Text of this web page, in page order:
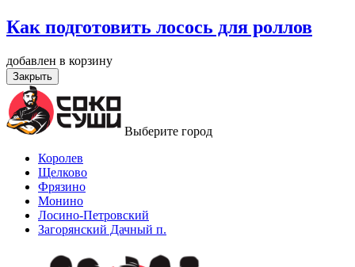
Как подготовить лосось для роллов
добавлен в корзину
Закрыть
Выберите город
Королев
Щелково
Фрязино
Монино
Лосино-Петровский
Загорянский Дачный п.